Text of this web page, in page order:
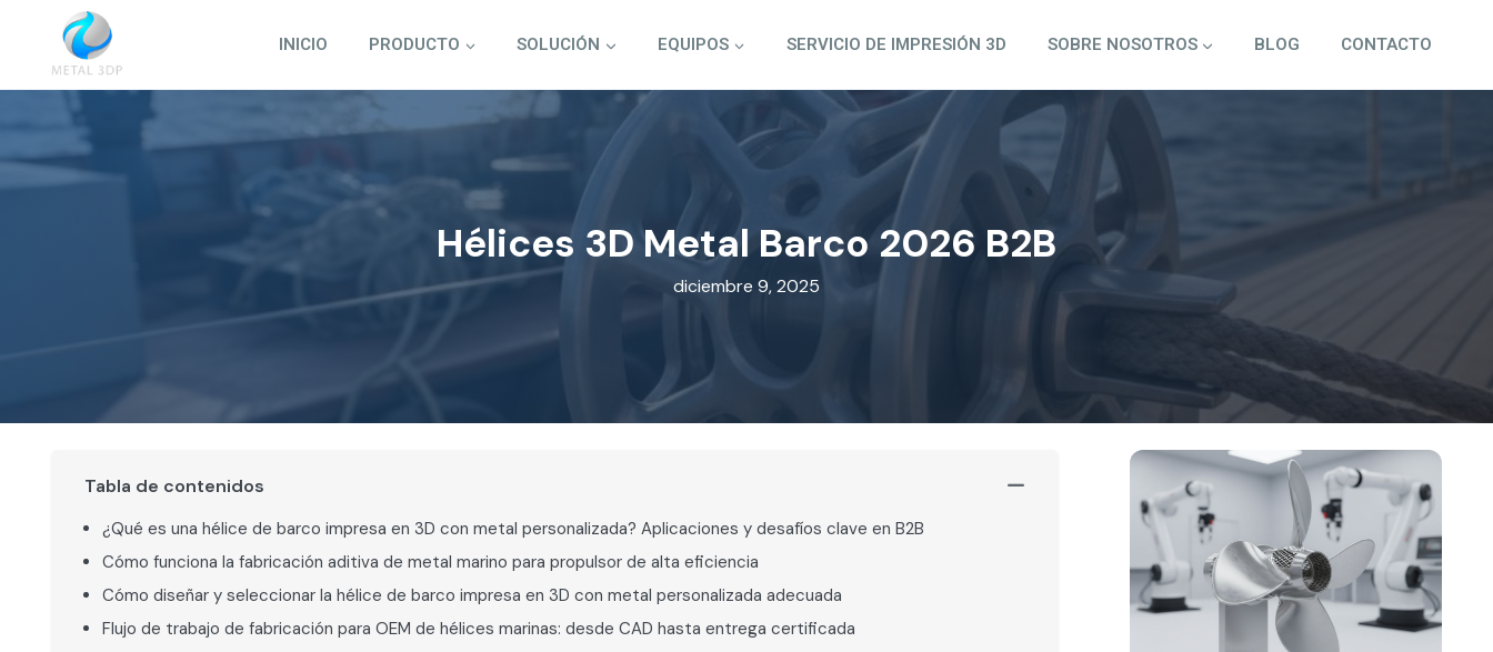
contenido
INICIO PRODUCTO SOLUCIÓN EQUIPOS SERVICIO DE IMPRESIÓN 3D SOBRE NOSOTROS BLOG CONTACTO
Hélices 3D Metal Barco 2026 B2B
diciembre 9, 2025
Tabla de contenidos
¿Qué es una hélice de barco impresa en 3D con metal personalizada? Aplicaciones y desafíos clave en B2B
Cómo funciona la fabricación aditiva de metal marino para propulsor de alta eficiencia
Cómo diseñar y seleccionar la hélice de barco impresa en 3D con metal personalizada adecuada
Flujo de trabajo de fabricación para OEM de hélices marinas: desde CAD hasta entrega certificada